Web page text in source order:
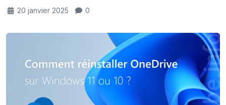
20 janvier 2025 0